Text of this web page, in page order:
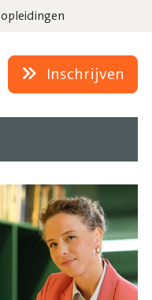
Inschrijven
opleidingen